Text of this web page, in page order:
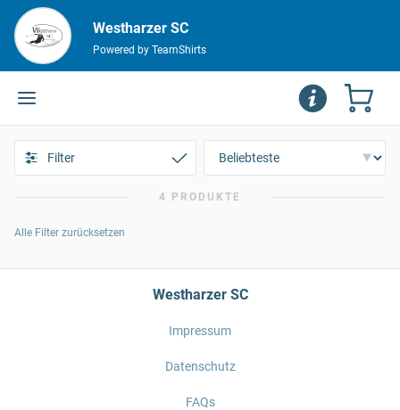
Westharzer SC
Powered by TeamShirts
Filter
4 PRODUKTE
Alle Filter zurücksetzen
Westharzer SC
Impressum
Datenschutz
FAQs